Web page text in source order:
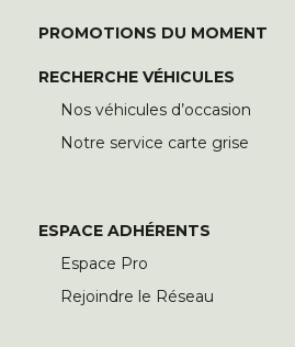
PROMOTIONS DU MOMENT
RECHERCHE VÉHICULES
Nos véhicules d’occasion
Notre service carte grise
ESPACE ADHÉRENTS
Espace Pro
Rejoindre le Réseau